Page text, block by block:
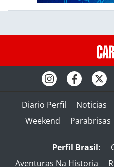
Diario Perfil Noticias
Weekend
Parabrisas
Perfil Brasil:
Aventuras Na Historia